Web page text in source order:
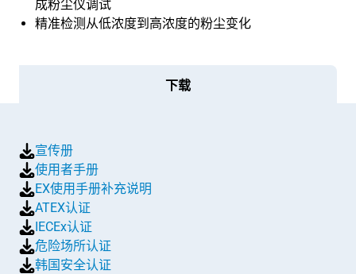
成粉尘仪调试
精准检测从低浓度到高浓度的粉尘变化
下载
宣传册
使用者手册
EX使用手册补充说明
ATEX认证
IECEx认证
危险场所认证
韩国安全认证